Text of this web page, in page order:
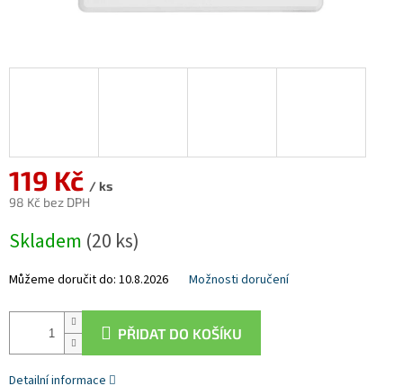
119 Kč / ks
98 Kč bez DPH
cena:
Skladem (20 ks)
Můžeme doručit do: 10.8.2026 Možnosti doručení
PŘIDAT DO KOŠÍKU
Detailní informace